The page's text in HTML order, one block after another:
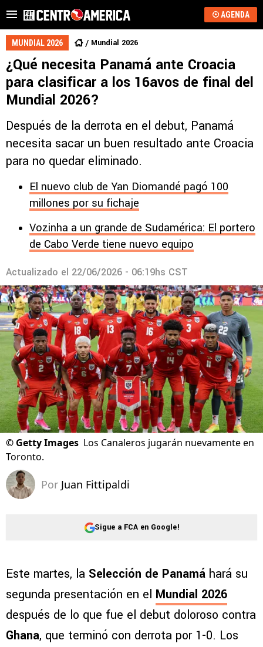
AGENDA
MUNDIAL 2026 Mundial 2026
¿Qué necesita Panamá ante Croacia
para clasificar a los 16avos de final del
Mundial 2026?
Después de la derrota en el debut, Panamá
necesita sacar un buen resultado ante Croacia
para no quedar eliminado.
El nuevo club de Yan Diomandé pagó 100
millones por su fichaje
Vozinha a un grande de Sudamérica: El portero
de Cabo Verde tiene nuevo equipo
Actualizado el 22/06/2026 - 06:19hs CST
© Getty Images Los Canaleros jugarán nuevamente en
Toronto.
Por Juan Fittipaldi
Sigue a FCA en Google!
Este martes, la Selección de Panamá hará su
segunda presentación en el Mundial 2026
después de lo que fue el debut doloroso contra
Ghana, que terminó con derrota por 1-0. Los